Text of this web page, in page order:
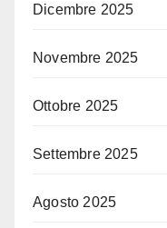
Dicembre 2025
Novembre 2025
Ottobre 2025
Settembre 2025
Agosto 2025